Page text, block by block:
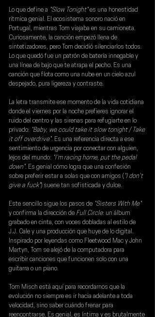
Lo que define a "Slow Tonight" es una honestidad
rítmica genial. El ecosistema sonoro nació en
Portugal, mientras Tom viajaba en su camioneta.
Curiosamente, la canción empezó llena de
sintetizadores, pero Tom decidió silenciarlos todos.
Lo que quedó fue un patrón de batería innegable y
una línea de bajo que te atrapa el pecho. Es una
canción que flota como una nube en un cielo azul
despejado, pura ligereza y contraste.
La letra transmite ese momento de la vida cotidiana
donde el viernes por la noche prefieres ignorar el
ruido del centro y las sirenas para refugiarte en lo
privado: "Baby, we could take it slow tonight / Take
it off overdrive". Es una referencia directa a ese
sentimiento de urgencia por conectar con alguien,
lejos del mundo: "I'm racing home, put the pedal
down". Es genial cómo logra que una confesión
sobre preferir estar a solas que con amigos ( "I don't
give a fuck") suene tan sofisticada y dulce.
Este sencillo sigue los pasos de "Sisters With Me"
y confirma la dirección de Full Circle: un álbum
grabado en cinta, con voces dobladas al estilo de
J.J. Cale y una producción que huye de lo digital.
Inspirado por leyendas como Fleetwood Mac y John
Martyn, Tom se alejó de la computadora para
escribir canciones que funcionen solo con una
guitarra o un piano.
Tom Misch está aquí para recordarnos que la
evolución no siempre es ir hacia adelante a toda
velocidad, sino saber cuándo frenar para
reencontrarse. Es genial, es íntima y es brutalmente